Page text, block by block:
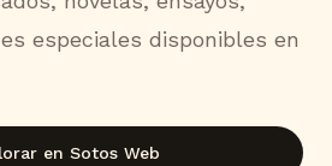
especiales disponibles en
en Sotos Web